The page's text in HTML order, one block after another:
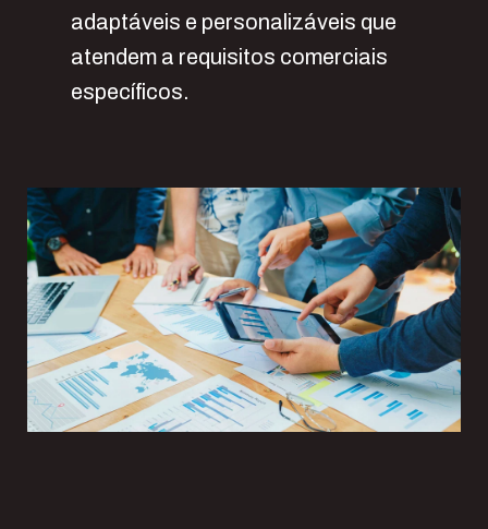
adaptáveis e personalizáveis que
atendem a requisitos comerciais
específicos.